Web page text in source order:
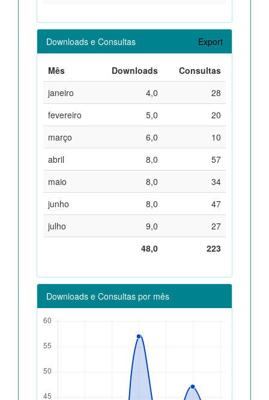
Downloads e Consultas Export
Mês Downloads
Consultas
janeiro
4,0
28
fevereiro
5,0
20
março
6,0
10
abril
8,0
57
maio
8,0
34
junho
8,0
47
julho
9,0
27
48,0
223
Downloads e Consultas por mês